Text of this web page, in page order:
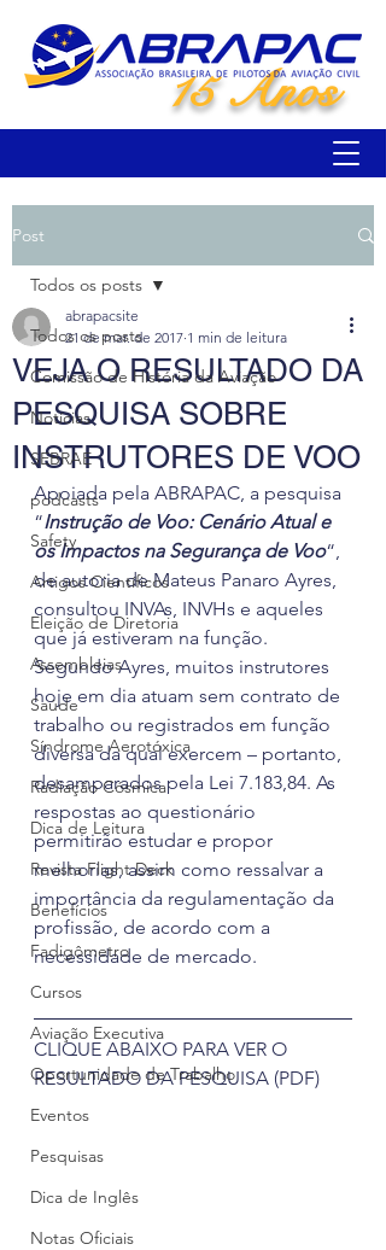
15 Anos
Post
Todos os posts
Comissão de História da Aviação
Notícias
SEBRAE
podcasts
Safety
Artigos Científicos
Eleição de Diretoria
Assembleias
Saúde
Síndrome Aerotóxica
Radiação Cósmica
Dica de Leitura
Revista Flight Deck
Benefícios
Fadigômetro
Cursos
Aviação Executiva
Oportunidade de Trabalho
Eventos
Pesquisas
Dica de Inglês
Notas Oficiais
Todos os posts
VEJA O RESULTADO DA
PESQUISA SOBRE
INSTRUTORES DE VOO
abrapacsite
21 de mar. de 2017 1 min de leitura
Apoiada pela ABRAPAC, a pesquisa
“Instrução de Voo: Cenário Atual e
os Impactos na Segurança de Voo“,
de autoria de Mateus Panaro Ayres,
consultou INVAs, INVHs e aqueles
que já estiveram na função.
Segundo Ayres, muitos instrutores
hoje em dia atuam sem contrato de
trabalho ou registrados em função
diversa da qual exercem – portanto,
desamparados pela Lei 7.183,84. As
respostas ao questionário
permitirão estudar e propor
melhorias, assim como ressalvar a
importância da regulamentação da
profissão, de acordo com a
necessidade de mercado.
CLIQUE ABAIXO PARA VER O
RESULTADO DA PESQUISA (PDF)